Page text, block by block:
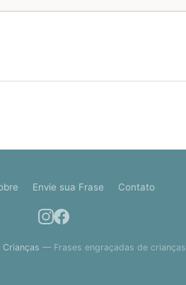
Envie sua Frase Contato
Crianças — Frases engraçadas de crianças